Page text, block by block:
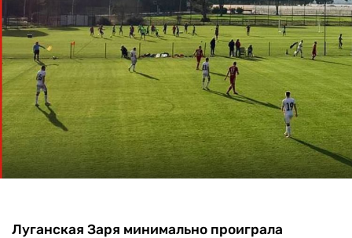
Луганская Заря минимально проиграла